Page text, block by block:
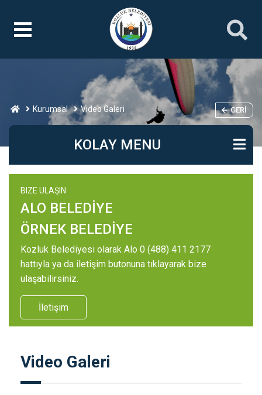
Kurumsal Video Galeri GERI
KOLAY MENU
BIZE ULAŞIN
ALO BELEDİYE
ÖRNEK BELEDİYE
Kozluk Belediyesi olarak Alo 0 (488) 411 2177
hattıyla ya da iletişim butonuna tıklayarak bize
ulaşabilirsiniz.
İletişim
Video Galeri